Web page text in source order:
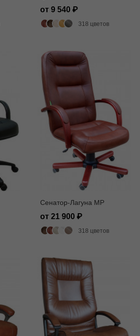
от 9 540
318 цветов
Сенатор-Лагуна MP
от 21 900
318 цветов